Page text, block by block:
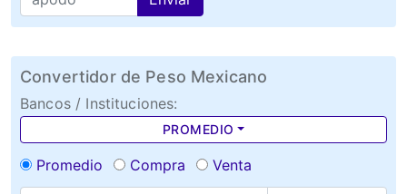
Convertidor de Peso Mexicano
Bancos / Instituciones:
PROMEDIO
Promedio Compra Venta